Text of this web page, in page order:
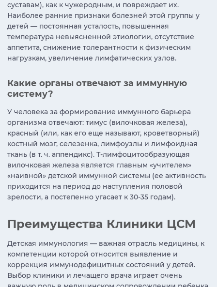
суставам), как к чужеродным, и повреждает их.
Наиболее ранние признаки болезней этой группы у
детей — постоянная усталость, повышенная
температура невыясненной этиологии, отсутствие
аппетита, снижение толерантности к физическим
нагрузкам, увеличение лимфатических узлов.
Какие органы отвечают за иммунную
систему?
У человека за формирование иммунного барьера
организма отвечают: тимус (вилочковая железа),
красный (или, как его еще называют, кроветворный)
костный мозг, селезенка, лимфоузлы и лимфоидная
ткань (в т. ч. аппендикс). Т-лимфоцитообразующая
вилочковая железа является главным «учителем»‎
«‎наивной»‎ детской иммунной системы (ее активность
приходится на период до наступления половой
зрелости, а постепенно угасает к 30-35 годам).
Преимущества Клиники ЦСМ
Детская иммунология — важная отрасль медицины, к
компетенции которой относится выявление и
коррекция иммунодефицитных состояний у детей.
Выбор клиники и лечащего врача играет очень